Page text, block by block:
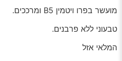
מועשר בפרו ויטמין B5 ומרככים.
טבעוני ללא פרבנים.
המלאי אזל